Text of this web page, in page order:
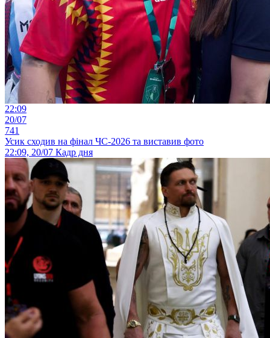
22:09
20/07
741
Усик сходив на фінал ЧС-2026 та виставив фото
22:09, 20/07 Кадр дня